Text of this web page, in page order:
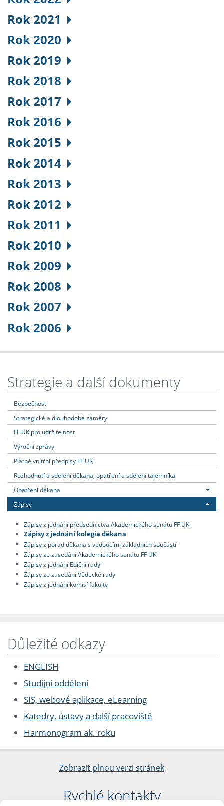
Rok 2021
Rok 2020
Rok 2019
Rok 2018
Rok 2017
Rok 2016
Rok 2015
Rok 2014
Rok 2013
Rok 2012
Rok 2011
Rok 2010
Rok 2009
Rok 2008
Rok 2007
Rok 2006
Strategie a další dokumenty
Bezpečnost
Strategické a dlouhodobé záměry
FF UK pro udržitelnost
Výroční zprávy
Platné vnitřní předpisy FF UK
Rozhodnutí a sdělení děkana, opatření a sdělení tajemníka
Opatření děkana
Zápisy
Zápisy z jednání předsednictva Akademického senátu FF UK
Zápisy z jednání kolegia děkana
Zápisy z porad děkana s vedoucími základních součástí
Zápisy ze zasedání Akademického senátu FF UK
Zápisy z jednání Ediční rady
Zápisy ze zasedání Vědecké rady
Zápisy z jednání komisí fakulty
Důležité odkazy
ENGLISH
Studijní oddělení
SIS, webové aplikace, eLearning
Katedry, ústavy a další pracoviště
Harmonogram ak. roku
Zobrazit plnou verzi stránek
Rychlé kontakty